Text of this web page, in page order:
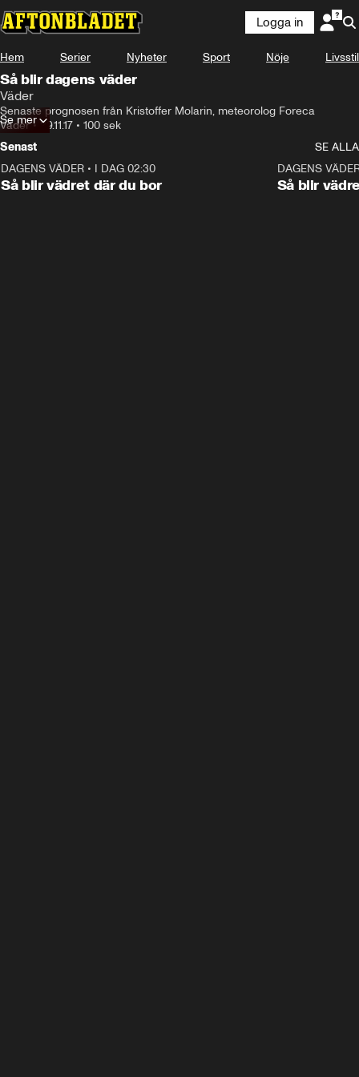
Logga in
Hem Serier Nyheter Sport Nöje Livsstil
Så blir dagens väder
Väder
Senaste prognosen från Kristoffer Molarin, meteorolog Foreca
Väder• 29.11.17 • 100 sek
Se mer
Senast
SE ALLA
DAGENS VÄDER • I DAG 02:30
Så blir vädret där du bor
DAGENS
Så blir